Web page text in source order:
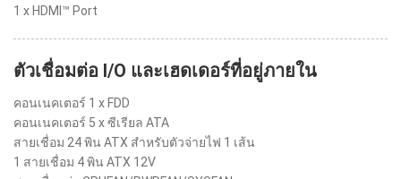
1 x HDMI™ Port
ตัวเชื่อมต่อ I/O และเฮดเดอร์ที่อยู่ภายใน
คอนเนคเตอร์ 1 x FDD
คอนเนคเตอร์ 5 x ซีเรียล ATA
สายเชื่อม 24 พิน ATX สำหรับตัวจ่ายไฟ 1 เส้น
1 สายเชื่อม 4 พิน ATX 12V